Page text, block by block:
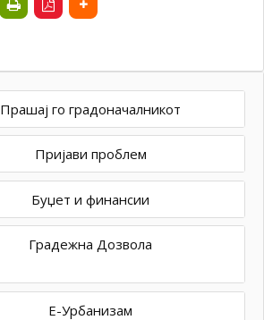
Прашај го градоначалникот
Пријави проблем
Буџет и финансии
Градежна Дозвола
Е-Урбанизам